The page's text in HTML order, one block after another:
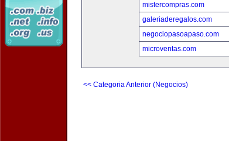
mistercompras.com
galeriaderegalos.com
negociopasoapaso.com
microventas.com
<< Categoria Anterior (Negocios)